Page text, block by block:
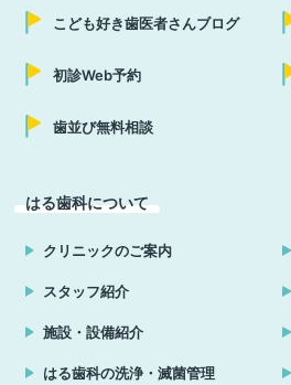
こども好き歯医者さんブログ
初診Web予約
歯並び無料相談
はる歯科について
クリニックのご案内
スタッフ紹介
施設・設備紹介
はる歯科の洗浄・滅菌管理